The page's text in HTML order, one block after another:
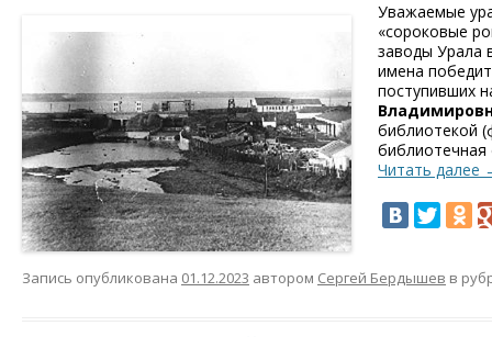
Уважаемые
«сороковые
заводы Урала
имена
поступивших
библиотекой
библиотечная
Читать далее
Запись опубликована 01.12.2023 автором Сергей Бердышев в